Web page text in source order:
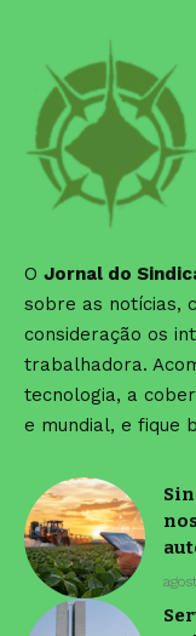
O Jornal do
sobre as notícias,
consideração os
trabalhadora.
tecnologia, a
e mundial, e fique